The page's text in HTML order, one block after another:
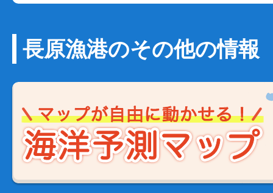
長原漁港のその他の情報